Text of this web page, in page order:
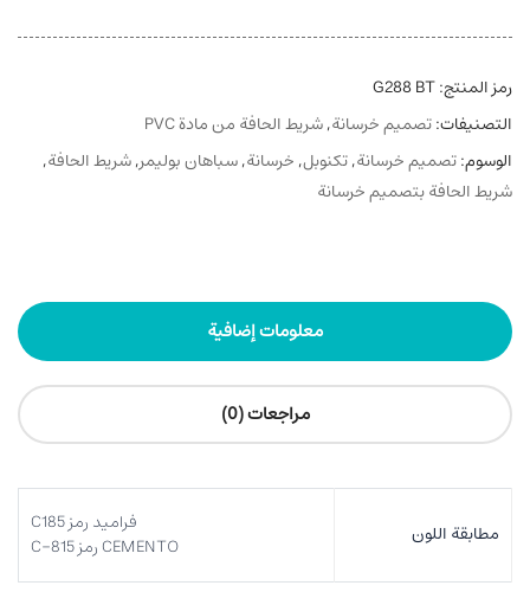
رمز المنتج:G288 BT
التصنيفات:تصميم خرسانة,شريط الحافة من مادة PVC
الوسوم:تصميم خرسانة,تکنوبل, خرسانة,سباهان بوليمر,شريط الحافة,
شريط الحافة بتصميم خرسانة
معلومات إضافية
مراجعات (0)
مطابقة اللون
فرامید رمز C185
CEMENTO رمز C-815